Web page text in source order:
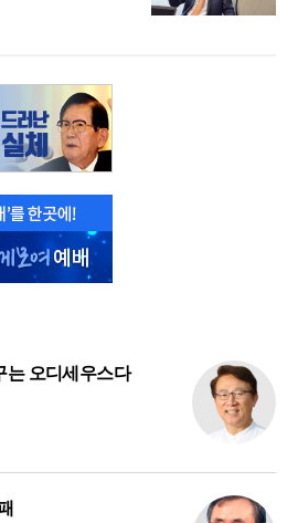
는 오디세우스다